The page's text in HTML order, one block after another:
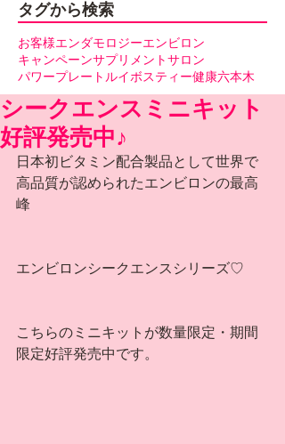
タグから検索
お客様エンダモロジーエンビロン
キャンペーンサプリメントサロン
パワープレート ルイボスティー健康六本木
シークエンスミニキット
好評発売中♪
日本初ビタミン配合製品として世界で
高品質が認められたエンビロンの最高
峰
エンビロンシークエンスシリーズ♡
こちらのミニキットが数量限定・期間
限定好評発売中です。